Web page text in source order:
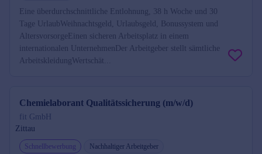
Eine überdurchschnittliche Entlohnung, 38 h Woche und 30
Tage UrlaubWeihnachtsgeld, Urlaubsgeld, Bonussystem und
AltersvorsorgeEinen sicheren Arbeitsplatz in einem
internationalen UnternehmenDer Arbeitgeber stellt sämtliche
ArbeitskleidungWertschät...
Chemielaborant Qualitätssicherung (m/w/d)
fit GmbH
Zittau
Schnellbewerbung
Nachhaltiger Arbeitgeber